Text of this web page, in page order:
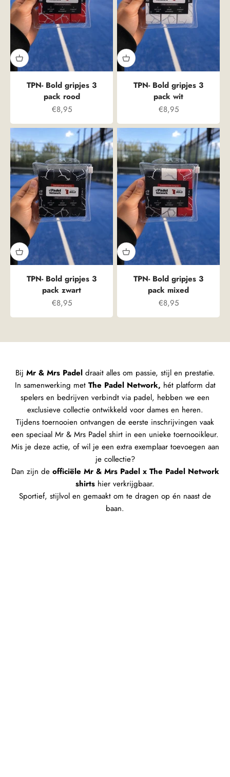
TPN- Bold gripjes 3
pack rood
Aanbiedingsprijs
€8,95
TPN- Bold gripjes 3
pack wit
Aanbiedingsprijs
€8,95
TPN- Bold gripjes 3
pack zwart
Aanbiedingsprijs
€8,95
TPN- Bold gripjes 3
pack mixed
Aanbiedingsprijs
€8,95
Bij Mr & Mrs Padeldraait alles om passie, stijl en prestatie.
In samenwerking met The Padel Network, hét platform dat
spelers en bedrijven verbindt via padel, hebben we een
exclusieve collectie ontwikkeld voor dames en heren.
Tijdens toernooien ontvangen de eerste inschrijvingen vaak
een speciaal Mr & Mrs Padel shirt in een unieke toernooikleur.
Mis je deze actie, of wil je een extra exemplaar toevoegen aan
je collectie?
Dan zijn de officiële Mr & Mrs Padel x The Padel Network
shirts hier verkrijgbaar.
Sportief, stijlvol en gemaakt om te dragen op én naast de
baan.